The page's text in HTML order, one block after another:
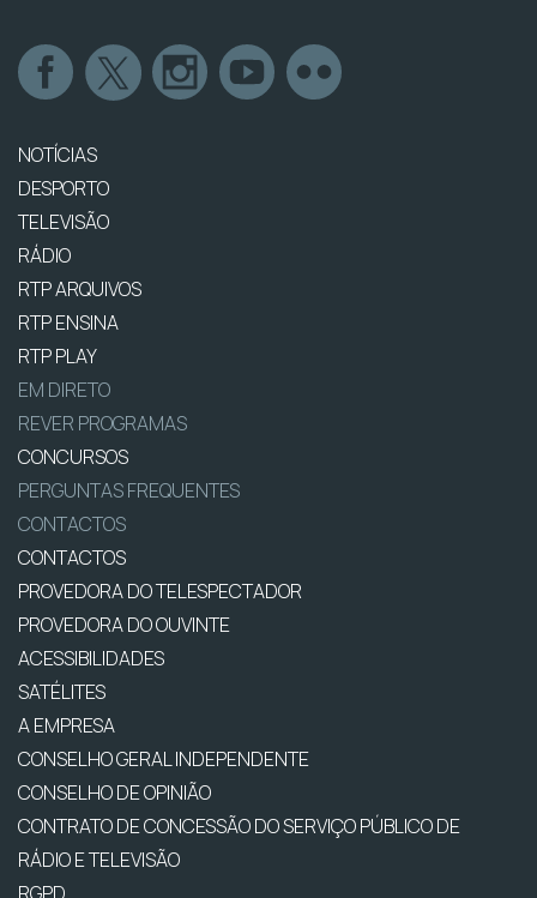
NOTÍCIAS
DESPORTO
TELEVISÃO
RÁDIO
RTP ARQUIVOS
RTP ENSINA
RTP PLAY
EM DIRETO
REVER PROGRAMAS
CONCURSOS
PERGUNTAS FREQUENTES
CONTACTOS
CONTACTOS
PROVEDORA DO TELESPECTADOR
PROVEDORA DO OUVINTE
ACESSIBILIDADES
SATÉLITES
A EMPRESA
CONSELHO GERAL INDEPENDENTE
CONSELHO DE OPINIÃO
CONTRATO DE CONCESSÃO DO SERVIÇO PÚBLICO DE
RÁDIO E TELEVISÃO